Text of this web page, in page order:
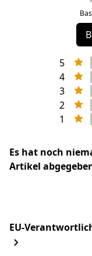
5
4
3
2
1
Es hat noch
Artikel
EU-